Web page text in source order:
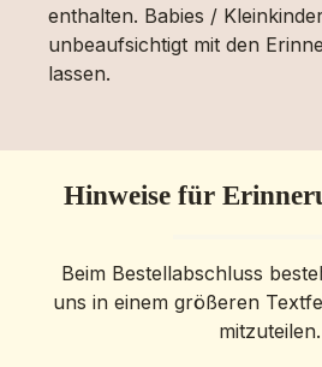
enthalten. Babies /
unbeaufsichtigt mit den
lassen.
Hinweise für
Beim Bestellabschluss
uns in einem größeren
mitzuteilen.